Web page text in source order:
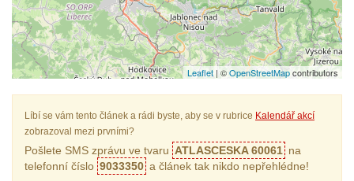
Leaflet | ©OpenStreetMapcontributors
Líbí se vám tento článek a rádi byste, aby se v rubrice Kalendář akcí
zobrazoval mezi prvními?
Pošlete SMS zprávu ve tvaru ATLASCESKA 60061 na
telefonní číslo 9033350 a článek tak nikdo nepřehlédne!